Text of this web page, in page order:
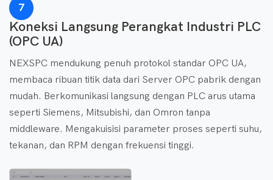
7
Koneksi Langsung Perangkat Industri PLC
(OPC UA)
NEXSPC mendukung penuh protokol standar OPC UA,
membaca ribuan titik data dari Server OPC pabrik dengan
mudah. Berkomunikasi langsung dengan PLC arus utama
seperti Siemens, Mitsubishi, dan Omron tanpa
middleware. Mengakuisisi parameter proses seperti suhu,
tekanan, dan RPM dengan frekuensi tinggi.